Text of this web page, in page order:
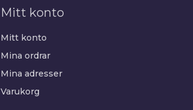
Mitt konto
Mitt konto
Mina ordrar
Mina adresser
Varukorg